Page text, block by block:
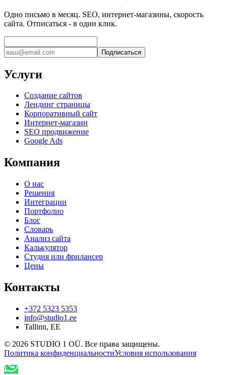
Одно письмо в месяц. SEO, интернет-магазины, скорость
сайта. Отписаться - в один клик.
Подписаться
Услуги
Создание сайтов
Лендинг страницы
Корпоративный сайт
Интернет-магазин
SEO продвижение
Google Ads
Компания
О нас
Решения
Интеграции
Портфолио
Блог
Словарь
Анализ сайта
Калькулятор
Студия или фрилансер
Цены
Контакты
+372 5323 5353
info@studio1.ee
Tallinn, EE
© 2026 STUDIO 1 OÜ. Все права защищены.
Политика конфиденциальностиУсловия использования